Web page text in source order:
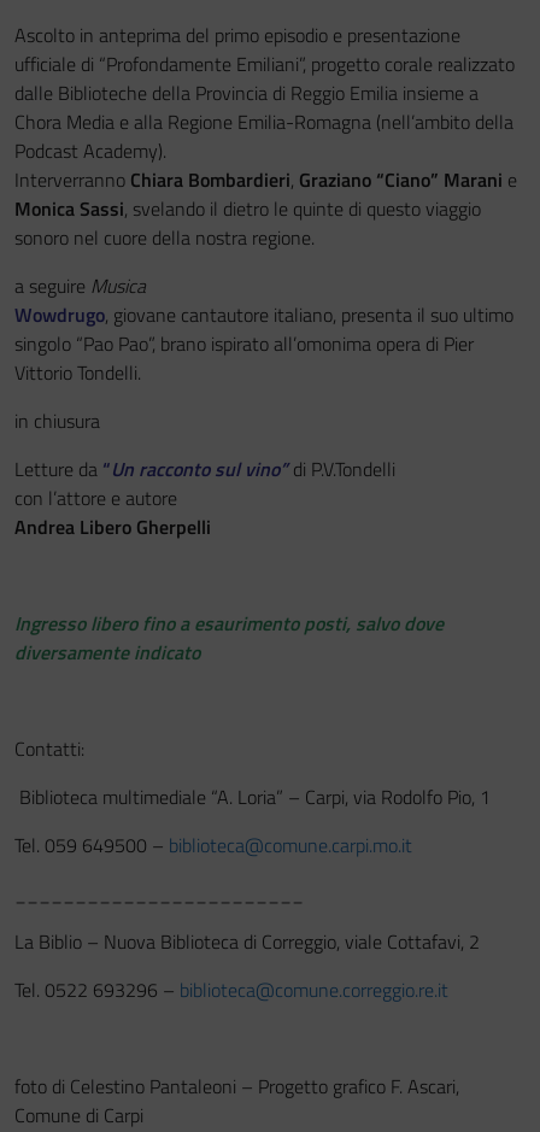
Ascolto in anteprima del primo episodio e presentazione
ufficiale di “Profondamente Emiliani”, progetto corale realizzato
dalle Biblioteche della Provincia di Reggio Emilia insieme a
Chora Media e alla Regione Emilia-Romagna (nell’ambito della
Podcast Academy).
Interverranno Chiara Bombardieri, Graziano “Ciano” Marani e
Monica Sassi, svelando il dietro le quinte di questo viaggio
sonoro nel cuore della nostra regione.
a seguire Musica
Wowdrugo, giovane cantautore italiano, presenta il suo ultimo
singolo “Pao Pao”, brano ispirato all’omonima opera di Pier
Vittorio Tondelli.
in chiusura
Letture da “Un racconto sul vino”di P.V.Tondelli
con l’attore e autore
Andrea Libero Gherpelli
Ingresso libero fino a esaurimento posti, salvo dove
diversamente indicato
Contatti:
Biblioteca multimediale “A. Loria” – Carpi, via Rodolfo Pio, 1
Tel. 059 649500 – biblioteca@comune.carpi.mo.it
La Biblio – Nuova Biblioteca di Correggio, viale Cottafavi, 2
Tel. 0522 693296 – biblioteca@comune.correggio.re.it
foto di Celestino Pantaleoni – Progetto grafico F. Ascari,
Comune di Carpi